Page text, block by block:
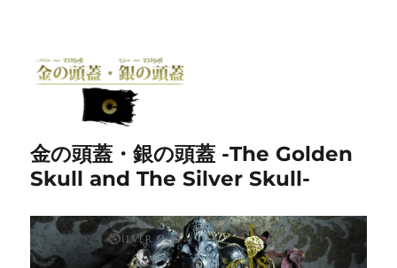
金の頭蓋・銀の頭蓋 -The Golden
Skull and The Silver Skull-